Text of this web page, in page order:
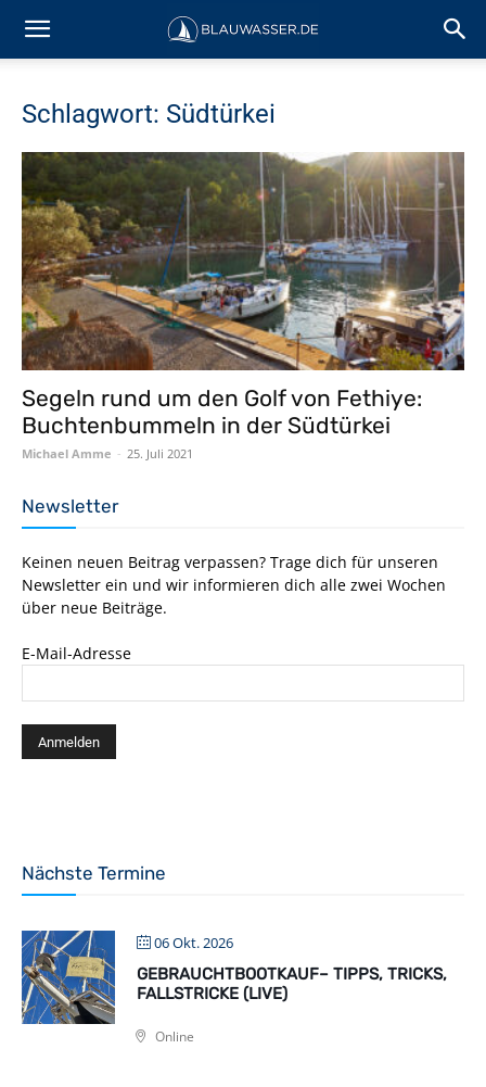
Schlagwort: Südtürkei
Segeln rund um den Golf von Fethiye:
Buchtenbummeln in der Südtürkei
Michael Amme - 25. Juli 2021
Newsletter
Keinen neuen Beitrag verpassen? Trage dich für unseren
Newsletter ein und wir informieren dich alle zwei Wochen
über neue Beiträge.
E-Mail-Adresse
Nächste Termine
06 Okt. 2026
GEBRAUCHTBOOTKAUF– TIPPS, TRICKS,
FALLSTRICKE (LIVE)
Online